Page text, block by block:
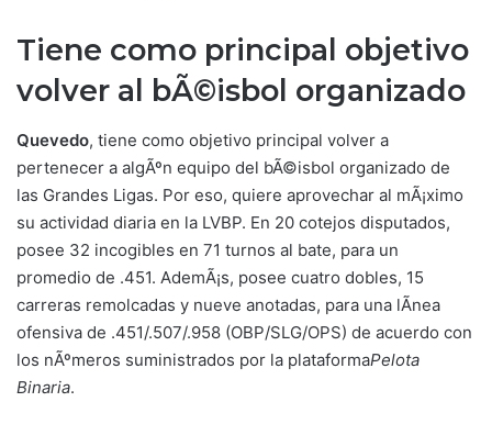
Tiene como principal objetivo
volver al bÃ©isbol organizado
Quevedo, tiene como objetivo principal volver a
pertenecer a algÃºn equipo del bÃ©isbol organizado de
las Grandes Ligas. Por eso, quiere aprovechar al mÃ¡ximo
su actividad diaria en la LVBP. En 20 cotejos disputados,
posee 32 incogibles en 71 turnos al bate, para un
promedio de .451. AdemÃ¡s, posee cuatro dobles, 15
carreras remolcadas y nueve anotadas, para una lÃ­nea
ofensiva de .451/.507/.958 (OBP/SLG/OPS) de acuerdo con
los nÃºmeros suministrados por la plataformaPelota
Binaria.